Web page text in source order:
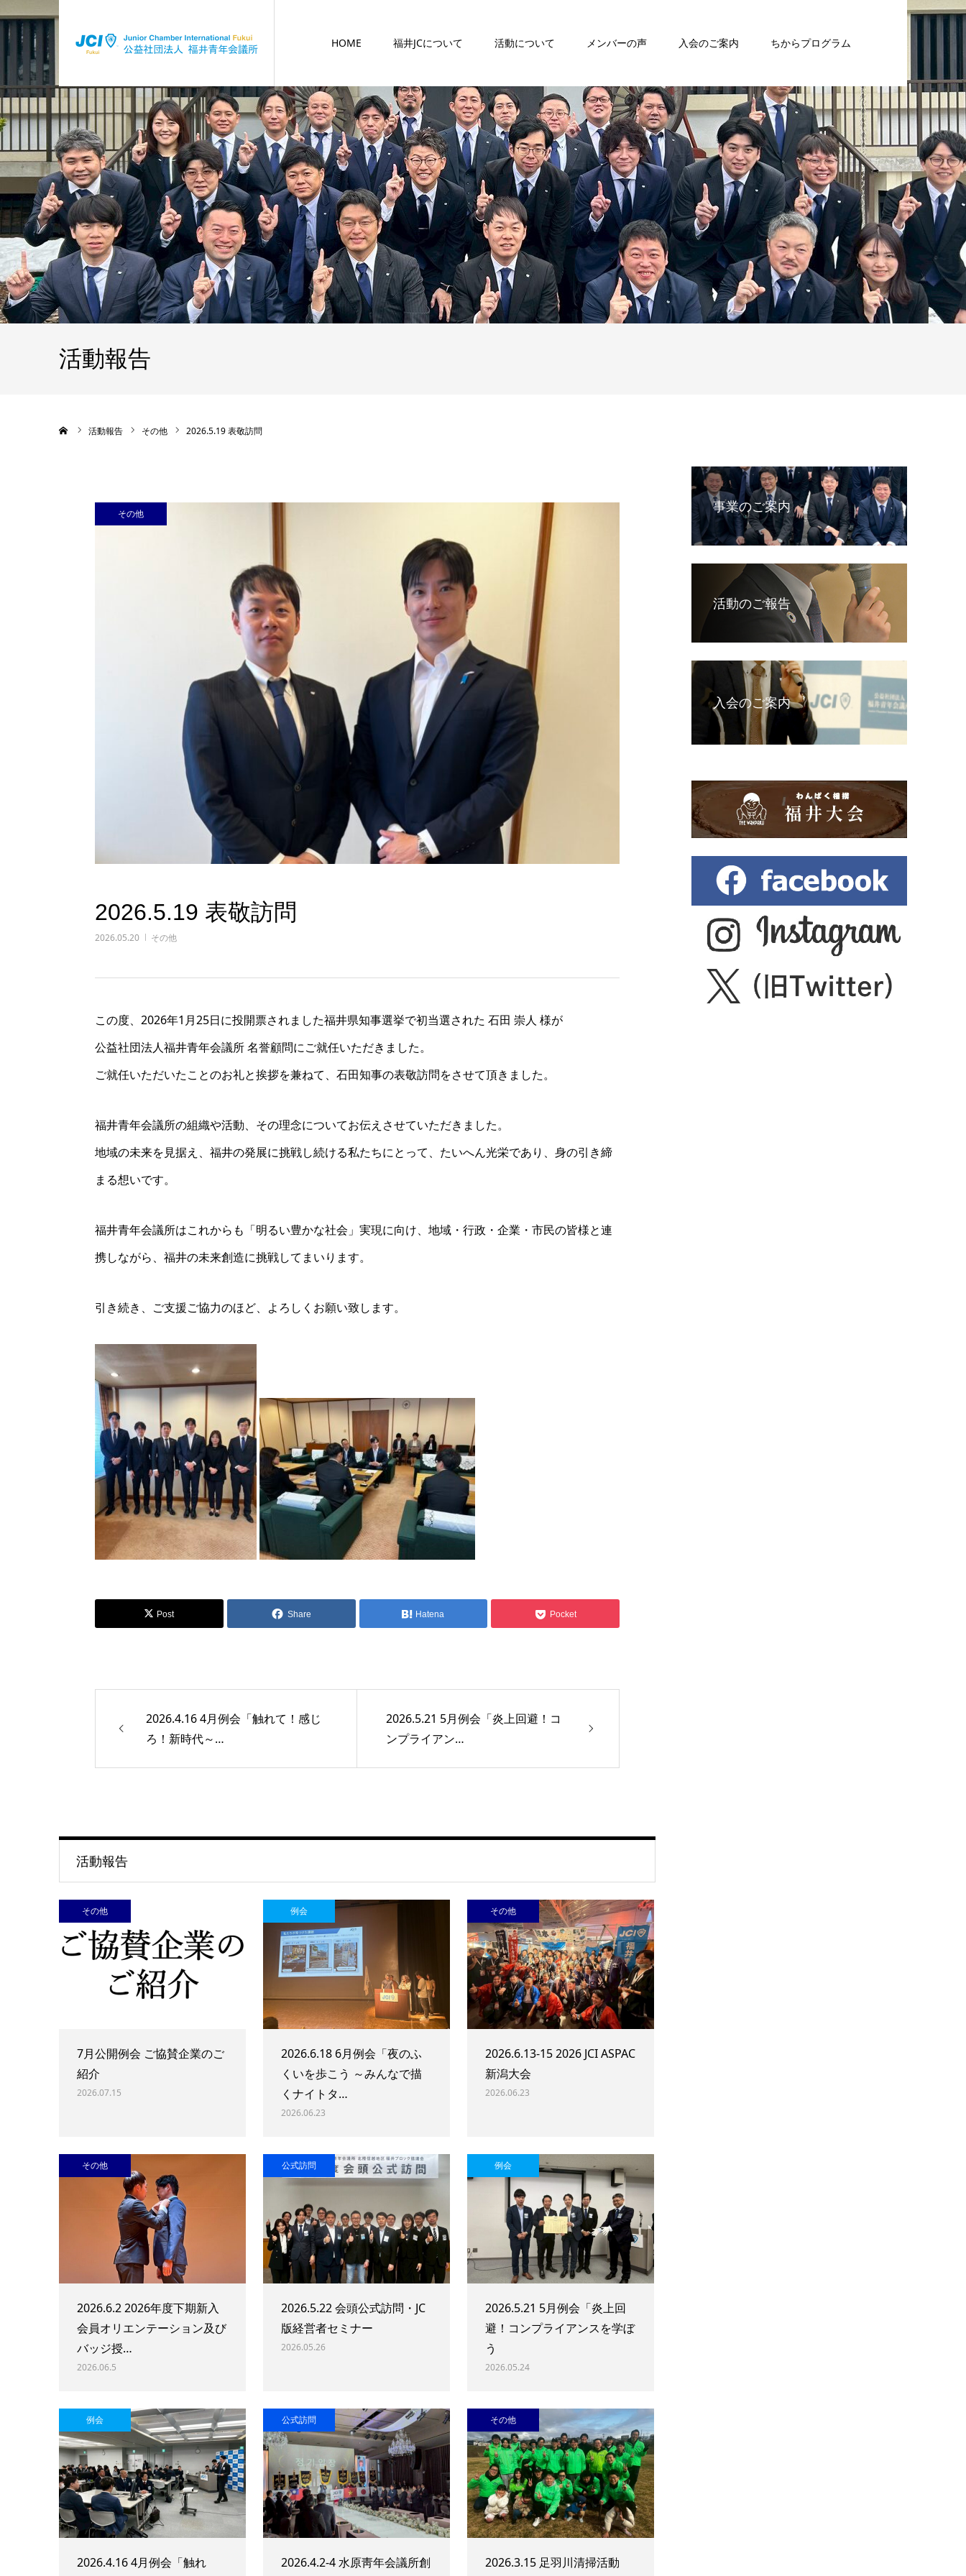
HOME 福井JCについて 活動について メンバーの声 入会のご案内 ちからプログラム
活動報告
活動報告 その他 2026.5.19 表敬訪問
その他
2026.5.19 表敬訪問
2026.05.20 その他
この度、2026年1月25日に投開票されました福井県知事選挙で初当選された 石田 崇人 様が
公益社団法人福井青年会議所 名誉顧問にご就任いただきました。
ご就任いただいたことのお礼と挨拶を兼ねて、石田知事の表敬訪問をさせて頂きました。
福井青年会議所の組織や活動、その理念についてお伝えさせていただきました。
地域の未来を見据え、福井の発展に挑戦し続ける私たちにとって、たいへん光栄であり、身の引き締
まる想いです。
福井青年会議所はこれからも「明るい豊かな社会」実現に向け、地域・行政・企業・市民の皆様と連
携しながら、福井の未来創造に挑戦してまいります。
引き続き、ご支援ご協力のほど、よろしくお願い致します。
Post Share Hatena Pocket
2026.4.16 4月例会「触れて！感じ
ろ！新時代～…
2026.5.21 5月例会「炎上回避！コ
ンプライアン…
活動報告
その他
7月公開例会 ご協賛企業のご
紹介
2026.07.15
例会
2026.6.18 6月例会「夜のふ
くいを歩こう ～みんなで描
くナイトタ…
2026.06.23
その他
2026.6.13-15 2026 JCI ASPAC
新潟大会
2026.06.23
その他
2026.6.2 2026年度下期新入
会員オリエンテーション及び
バッジ授…
2026.06.5
公式訪問
2026.5.22 会頭公式訪問・JC
版経営者セミナー
2026.05.26
例会
2026.5.21 5月例会「炎上回
避！コンプライアンスを学ぼ
う
2026.05.24
例会
2026.4.16 4月例会「触れ
公式訪問
2026.4.2-4 水原靑年会議所創
その他
2026.3.15 足羽川清掃活動
事業のご案内
活動のご報告
入会のご案内